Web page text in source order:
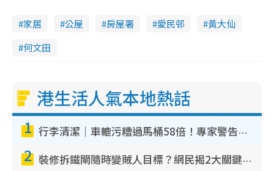
家居 公屋 房屋署 愛民邨
黃大仙
何文田
港生活人氣本地熱話
1 行李清潔｜車轆污糟過馬桶58倍！專家警告忌用酒精抹 教1招免污手除菌
2 裝修拆鐵閘隨時變賊人目標？網民揭2大關鍵用途：裝新式等於白裝？附新舊鐵閘分別